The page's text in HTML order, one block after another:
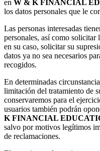
en W & K FINANCIAL
los datos personales que le
Las personas interesadas
personales, así como solicitar
en su caso, solicitar su
datos ya no sea necesarios
recogidos.
En determinadas
limitación del tratamiento de
conservaremos para el
usuarios también podrán
K FINANCIAL
salvo por motivos legítimos
de reclamaciones.